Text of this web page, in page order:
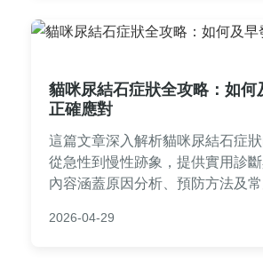
貓咪尿結石症狀全攻略：如何
正確應對
這篇文章深入解析貓咪尿結石症狀
從急性到慢性跡象，提供實用診斷
內容涵蓋原因分析、預防方法及
化。適合所有關心貓咪健康的飼主
2026-04-29